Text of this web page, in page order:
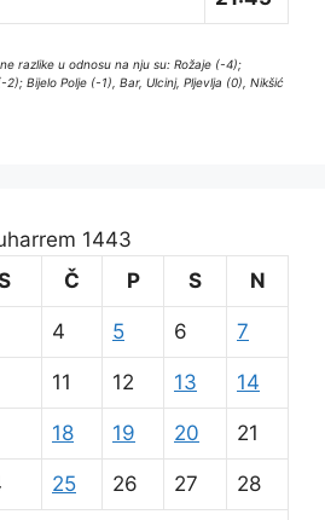
razlike u odnosu na nju su: Rožaje (-4);
Bijelo Polje (-1), Bar, Ulcinj, Pljevlja (0), Nikšić
1443
Č P S N
4 5 6 7
11 12 13 14
18 19 20 21
25 26 27 28